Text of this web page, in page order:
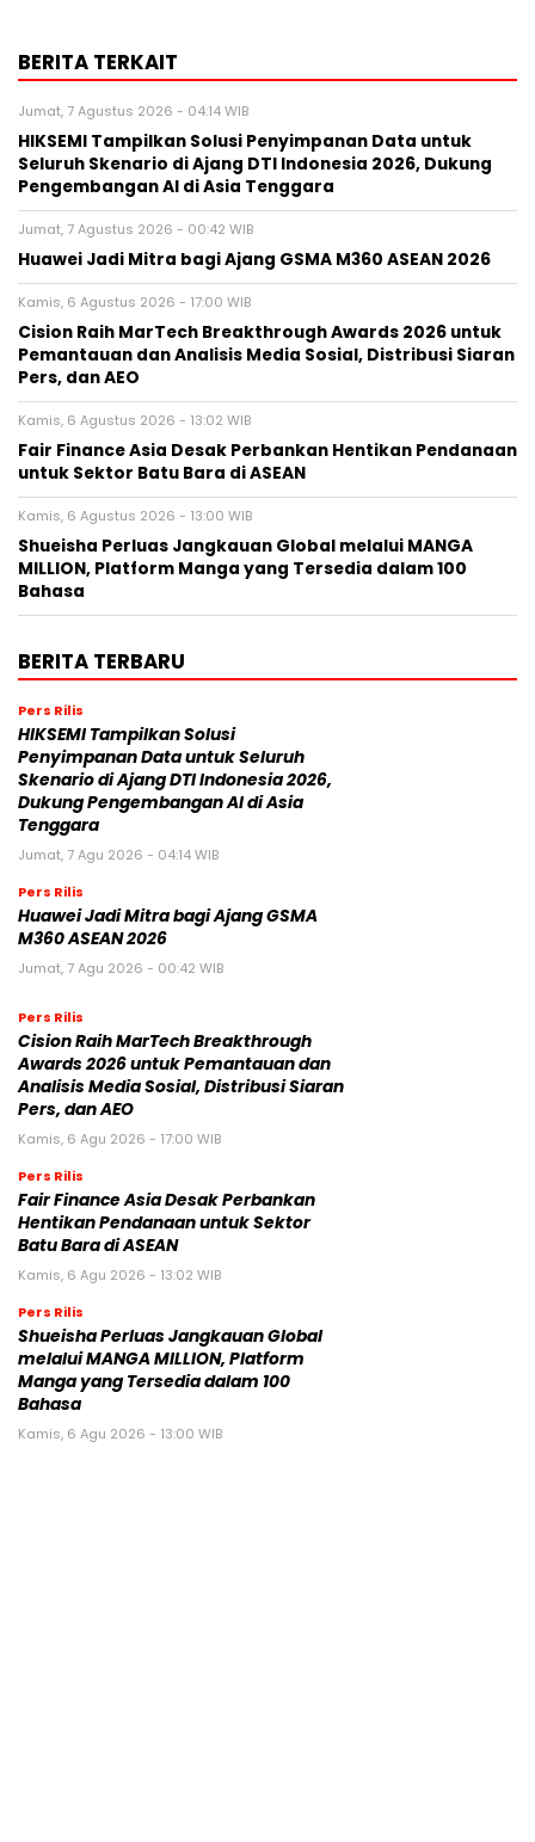
BERITA TERKAIT
Jumat, 7 Agustus 2026 - 04:14 WIB
HIKSEMI Tampilkan Solusi Penyimpanan Data untuk
Seluruh Skenario di Ajang DTI Indonesia 2026, Dukung
Pengembangan AI di Asia Tenggara
Jumat, 7 Agustus 2026 - 00:42 WIB
Huawei Jadi Mitra bagi Ajang GSMA M360 ASEAN 2026
Kamis, 6 Agustus 2026 - 17:00 WIB
Cision Raih MarTech Breakthrough Awards 2026 untuk
Pemantauan dan Analisis Media Sosial, Distribusi Siaran
Pers, dan AEO
Kamis, 6 Agustus 2026 - 13:02 WIB
Fair Finance Asia Desak Perbankan Hentikan Pendanaan
untuk Sektor Batu Bara di ASEAN
Kamis, 6 Agustus 2026 - 13:00 WIB
Shueisha Perluas Jangkauan Global melalui MANGA
MILLION, Platform Manga yang Tersedia dalam 100
Bahasa
BERITA TERBARU
Pers Rilis
HIKSEMI Tampilkan Solusi
Penyimpanan Data untuk Seluruh
Skenario di Ajang DTI Indonesia 2026,
Dukung Pengembangan AI di Asia
Tenggara
Jumat, 7 Agu 2026 - 04:14 WIB
Pers Rilis
Huawei Jadi Mitra bagi Ajang GSMA
M360 ASEAN 2026
Jumat, 7 Agu 2026 - 00:42 WIB
Pers Rilis
Cision Raih MarTech Breakthrough
Awards 2026 untuk Pemantauan dan
Analisis Media Sosial, Distribusi Siaran
Pers, dan AEO
Kamis, 6 Agu 2026 - 17:00 WIB
Pers Rilis
Fair Finance Asia Desak Perbankan
Hentikan Pendanaan untuk Sektor
Batu Bara di ASEAN
Kamis, 6 Agu 2026 - 13:02 WIB
Pers Rilis
Shueisha Perluas Jangkauan Global
melalui MANGA MILLION, Platform
Manga yang Tersedia dalam 100
Bahasa
Kamis, 6 Agu 2026 - 13:00 WIB